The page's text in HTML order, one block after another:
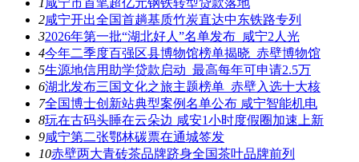
1咸宁市首笔超亿元钢铁转型贷款落地
2咸宁开出全国首趟基质竹炭直达中东铁路专列
32026年第一批“湖北好人”名单发布 咸宁2人光
4今年二季度百强区县博物馆榜单揭晓 赤壁博物馆
5生源地信用助学贷款启动 最高每年可申请2.5万
6湖北发布三国文化之旅主题榜单 赤壁入选十大核
7全国博士创新站典型案例名单公布 咸宁智能机电
8玩在古码头睡在云朵边 咸安1小时度假圈加速上新
9咸宁第二张鄂林碳票在通城签发
10赤壁两大青砖茶品牌跻身全国茶叶品牌前列